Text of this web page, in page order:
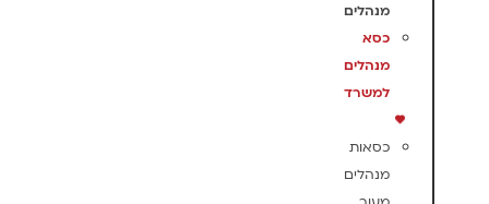
מנהלים
כסא
מנהלים
למשרד
כסאות
מנהלים